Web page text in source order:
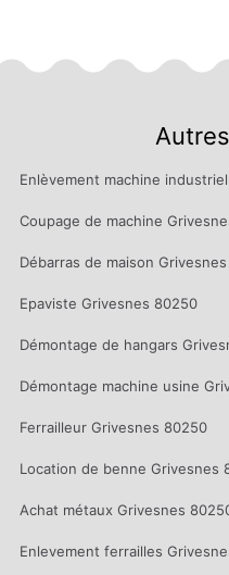
Enlèvement machine
Coupage de machine
Débarras de maison
Epaviste Grivesnes 80250
Démontage de hangars
Démontage machine usine
Ferrailleur Grivesnes 80250
Location de benne Grivesnes
Achat métaux Grivesnes
Enlevement ferrailles